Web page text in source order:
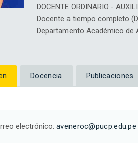
DOCENTE ORDINARIO -
Docente a tiempo completo
Departamento Académico de
Docencia Publicaciones
electrónico: aveneroc@pucp.edu.pe